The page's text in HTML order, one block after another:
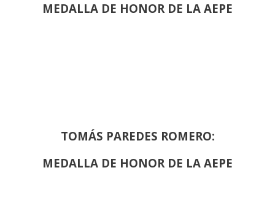
MEDALLA DE HONOR DE LA AEPE
TOMÁS PAREDES ROMERO:
MEDALLA DE HONOR DE LA AEPE